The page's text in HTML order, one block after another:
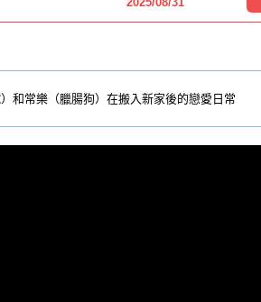
和常樂（臘腸狗）在搬入新家後的戀愛日常